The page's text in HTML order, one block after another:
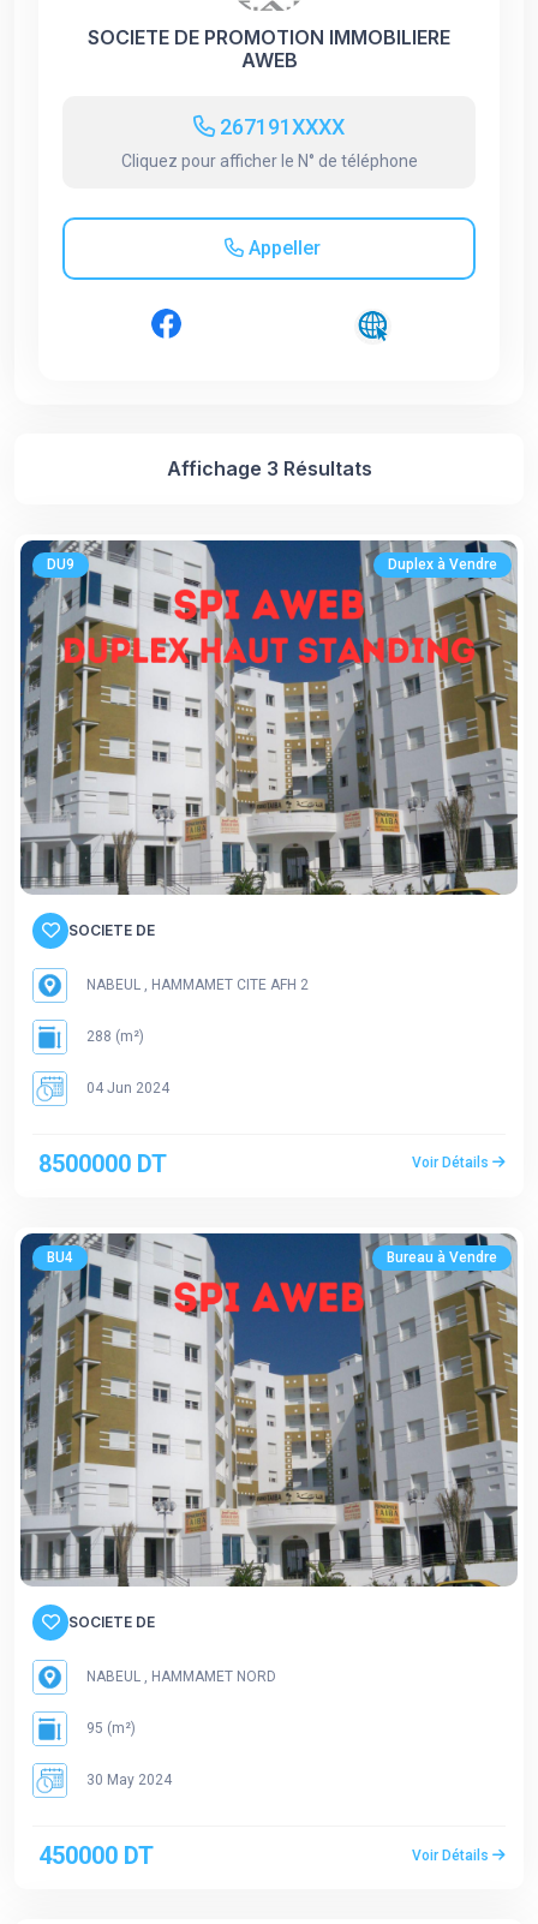
SOCIETE DE PROMOTION IMMOBILIERE
AWEB
267191XXXX
Cliquez pour afficher le N° de téléphone
Appeller
Affichage 3 Résultats
DU9 Duplex à Vendre
SOCIETE DE
NABEUL , HAMMAMET CITE AFH 2
288 (m²)
04 Jun 2024
8500000 DT Voir Détails
BU4 Bureau à Vendre
SOCIETE DE
NABEUL , HAMMAMET NORD
95 (m²)
30 May 2024
450000 DT Voir Détails